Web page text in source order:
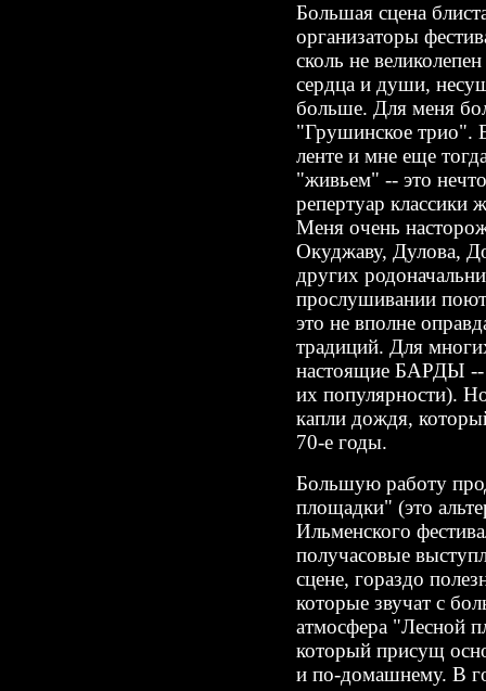
Большая сцена
организаторы
сколь не
сердца и души,
больше. Для меня
"Грушинское трио".
ленте и мне еще
"живьем" -- это
репертуар классики
Меня очень
Окуджаву, Дулова,
других
прослушивании
это не вполне
традиций. Для
настоящие БАРДЫ --
их популярности).
капли дождя,
70-е годы.
Большую работу
площадки" (это
Ильменского
получасовые
сцене, гораздо
которые звучат с
атмосфера "Лесной
который присущ
и по-домашнему. В